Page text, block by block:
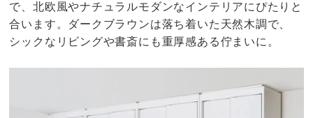
で、北欧風やナチュラルモダンなインテリアにぴたりと
合います。ダークブラウンは落ち着いた天然木調で、
シックなリビングや書斎にも重厚感ある佇まいに。